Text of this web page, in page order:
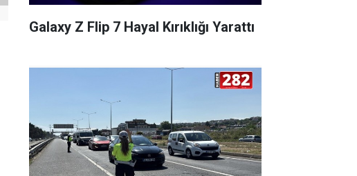
Galaxy Z Flip 7 Hayal Kırıklığı Yarattı